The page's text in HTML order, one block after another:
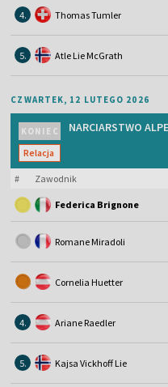
4. Thomas Tumler
5. Atle Lie McGrath
CZWARTEK, 12 LUTEGO 2026
KONIEC
Relacja
NARCIARSTWO
# Zawodnik
Federica Brignone
Romane Miradoli
Cornelia Huetter
4. Ariane Raedler
5. Kajsa Vickhoff Lie